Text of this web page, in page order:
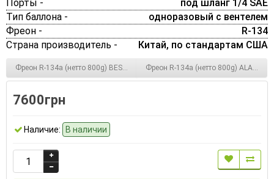
Порты -
под шланг 1/4 SAE
Тип баллона -
одноразовый с вентелем
Фреон -
R-134
Страна производитель -
Китай, по стандартам США
Фреон R-134a (нетто 800g) BESTCOOL многоразовый баллон
Фреон R-134а (нетто 800g)
7600грн
Наличие: В наличии